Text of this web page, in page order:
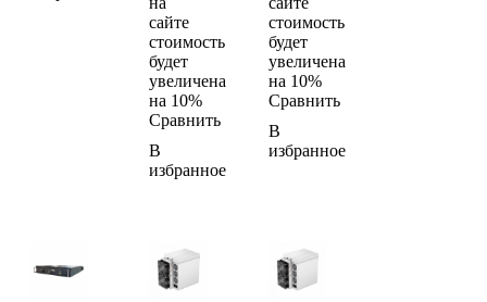
сайте
стоимость
будет
увеличена
на 10%
Сравнить
В
избранное
стоимость
будет
увеличена
на 10%
Сравнить
В
избранное